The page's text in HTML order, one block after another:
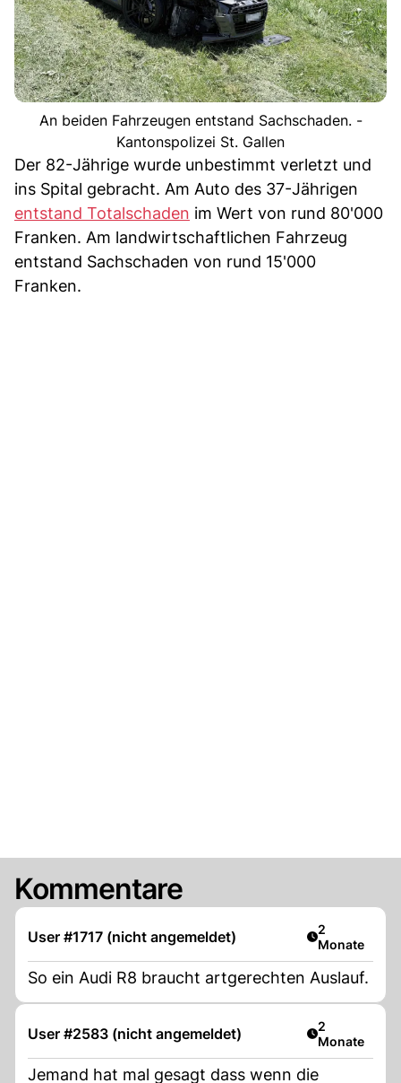
An beiden Fahrzeugen entstand Sachschaden. -
Kantonspolizei St. Gallen
Der 82-Jährige wurde unbestimmt verletzt und
ins Spital gebracht. Am Auto des 37-Jährigen
entstand Totalschaden im Wert von rund 80'000
Franken. Am landwirtschaftlichen Fahrzeug
entstand Sachschaden von rund 15'000
Franken.
Kommentare
User #1717 (nicht angemeldet) Artikel
2
Monate
So ein Audi R8 braucht artgerechten Auslauf.
User #2583 (nicht angemeldet) Artikel
2
Monate
Jemand hat mal gesagt dass wenn die